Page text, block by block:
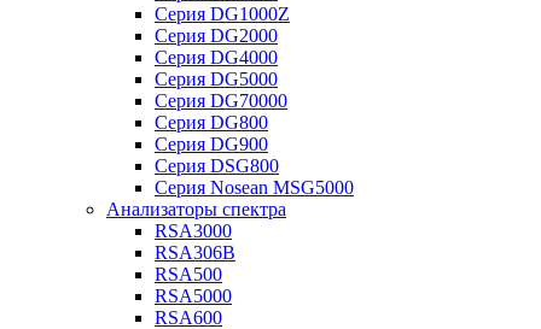
Серия DG1000Z
Серия DG2000
Серия DG4000
Серия DG5000
Серия DG70000
Серия DG800
Серия DG900
Серия DSG800
Серия Nosean MSG5000
Анализаторы спектра
RSA3000
RSA306B
RSA500
RSA5000
RSA600